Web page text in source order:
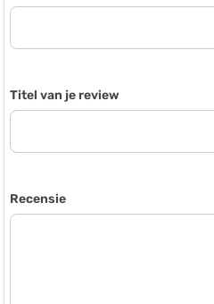
Titel van je review
Recensie